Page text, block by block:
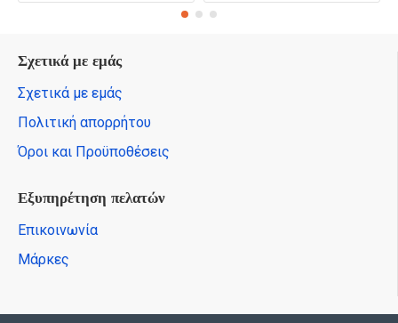
Σχετικά με εμάς
Σχετικά με εμάς
Πολιτική απορρήτου
Όροι και Προϋποθέσεις
Εξυπηρέτηση πελατών
Επικοινωνία
Μάρκες